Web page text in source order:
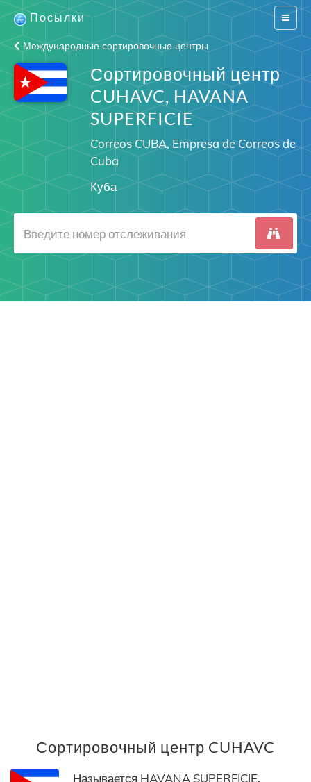
Switch
Посылки
Международные сортировочные центры
Сортировочный центр
CUHAVC, HAVANA
SUPERFICIE
Correos CUBA, Empresa de Correos de
Cuba
Куба
Сортировочный центр CUHAVC
Называется HAVANA SUPERFICIE,